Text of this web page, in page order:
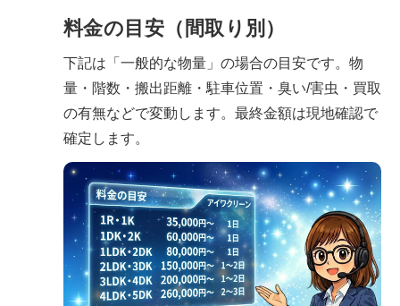
料金の目安（間取り別）
下記は「一般的な物量」の場合の目安です。物
量・階数・搬出距離・駐車位置・臭い/害虫・買取
の有無などで変動します。最終金額は現地確認で
確定します。